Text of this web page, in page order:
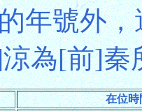
年號外
為[前]秦
在位時